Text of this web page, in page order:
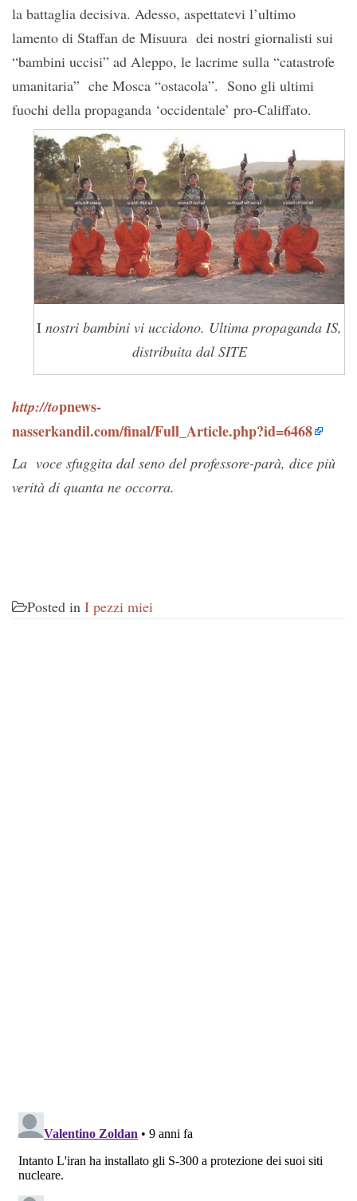
la battaglia decisiva. Adesso, aspettatevi l’ultimo
lamento di Staffan de Misuura dei nostri giornalisti sui
“bambini uccisi” ad Aleppo, le lacrime sulla “catastrofe
umanitaria” che Mosca “ostacola”. Sono gli ultimi
fuochi della propaganda ‘occidentale’ pro-Califfato.
I nostri bambini vi uccidono. Ultima propaganda IS,
distribuita dal SITE
http://topnews-
nasserkandil.com/final/Full_Article.php?id=6468
La voce sfuggita dal seno del professore-parà, dice più
verità di quanta ne occorra.
Posted in I pezzi miei